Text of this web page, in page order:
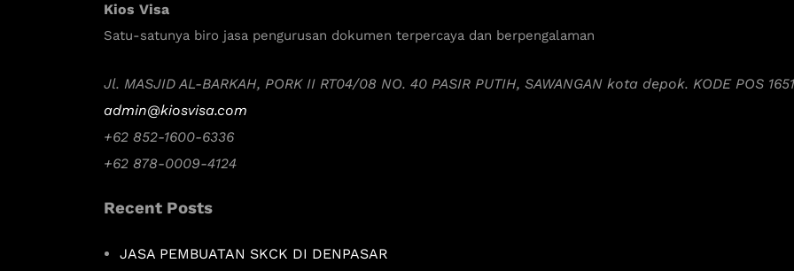
Kios Visa
Satu-satunya biro jasa pengurusan dokumen terpercaya dan berpengalaman
Jl. MASJID AL-BARKAH, PORK II RT04/08 NO. 40 PASIR PUTIH, SAWANGAN kota depok. KODE POS
admin@kiosvisa.com
+62 852-1600-6336
+62 878-0009-4124
Recent Posts
JASA PEMBUATAN SKCK DI DENPASAR